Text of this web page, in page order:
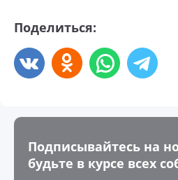
Поделиться:
Подписывайтесь на
будьте в курсе всех